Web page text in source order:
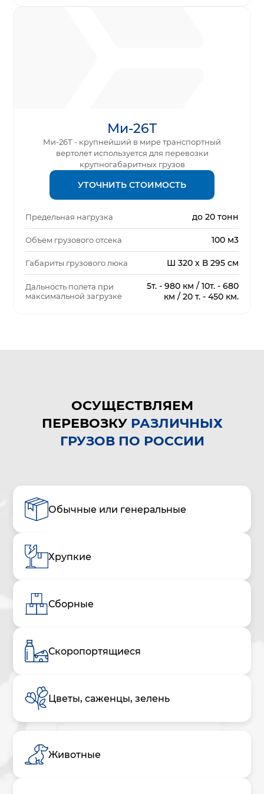
Ми-26Т
Ми-26Т - крупнейший в мире транспортный
вертолет используется для перевозки
крупногабаритных грузов
УТОЧНИТЬ СТОИМОСТЬ
Предельная нагрузка до 20 тонн
Объем грузового отсека 100 м3
Габариты грузового люка Ш 320 х В 295 см
Дальность полета при
максимальной загрузке
5т. - 980 км / 10т. - 680
км / 20 т. - 450 км.
ОСУЩЕСТВЛЯЕМ
ПЕРЕВОЗКУРАЗЛИЧНЫХ
ГРУЗОВ ПО РОССИИ
Обычные или генеральные
Хрупкие
Сборные
Скоропортящиеся
Цветы, саженцы, зелень
Животные